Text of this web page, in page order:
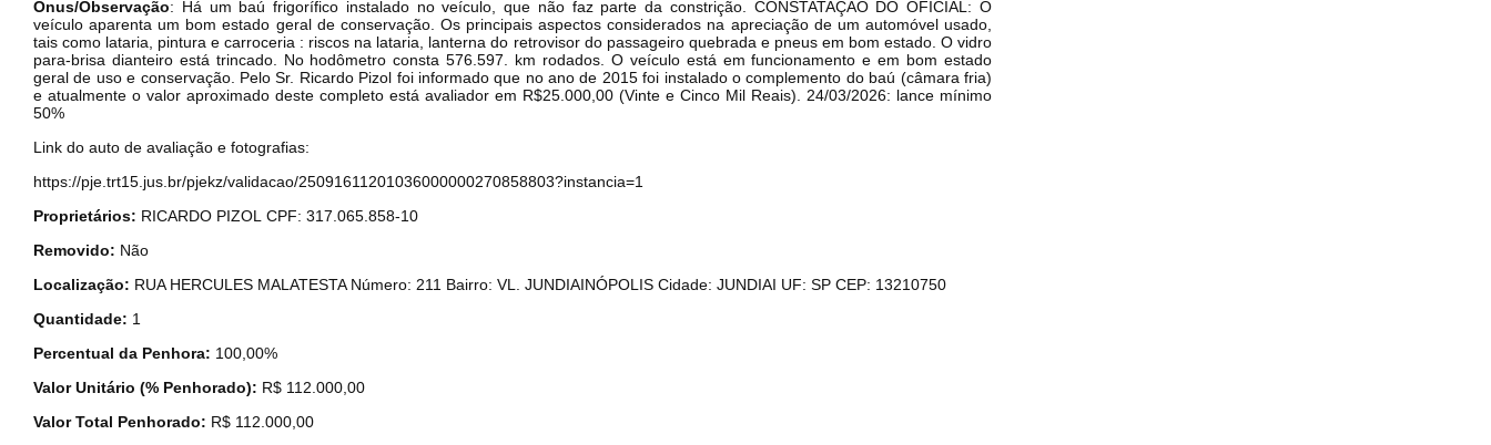
Ônus/Observação: Há um baú frigorífico instalado no veículo, que não faz parte da constrição. CONSTATAÇÃO DO OFICIAL: O
veículo aparenta um bom estado geral de conservação. Os principais aspectos considerados na apreciação de um automóvel usado,
tais como lataria, pintura e carroceria : riscos na lataria, lanterna do retrovisor do passageiro quebrada e pneus em bom estado. O vidro
para-brisa dianteiro está trincado. No hodômetro consta 576.597. km rodados. O veículo está em funcionamento e em bom estado
geral de uso e conservação. Pelo Sr. Ricardo Pizol foi informado que no ano de 2015 foi instalado o complemento do baú (câmara fria)
e atualmente o valor aproximado deste completo está avaliador em R$25.000,00 (Vinte e Cinco Mil Reais). 24/03/2026: lance mínimo
50%
Link do auto de avaliação e fotografias:
https://pje.trt15.jus.br/pjekz/validacao/25091611201036000000270858803?instancia=1
Proprietários: RICARDO PIZOL CPF: 317.065.858-10
Removido: Não
Localização: RUA HERCULES MALATESTA Número: 211 Bairro: VL. JUNDIAINÓPOLIS Cidade: JUNDIAI UF: SP CEP: 13210750
Quantidade: 1
Percentual da Penhora: 100,00%
Valor Unitário (% Penhorado): R$ 112.000,00
Valor Total Penhorado: R$ 112.000,00
14/04/2025 18:43:11 TIAGOFELIPE
14/04/2025 18:43:11 TIAGOFELIPE